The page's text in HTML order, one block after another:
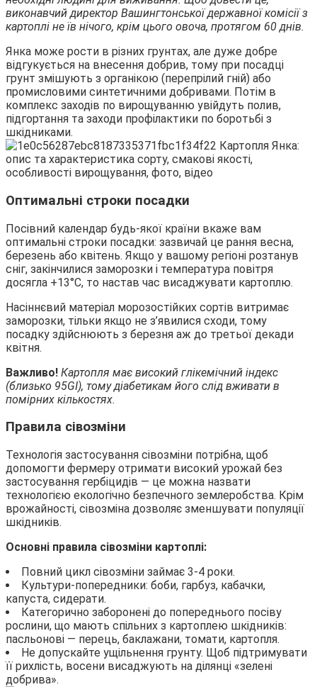
виконавчий директор Вашингтонської державної комісії з
картоплі не їв нічого, крім цього овоча, протягом 60 днів.
Янка може рости в різних грунтах, але дуже добре
відгукується на внесення добрив, тому при посадці
грунт змішують з органікою (перепрілий гній) або
промисловими синтетичними добривами. Потім в
комплекс заходів по вирощуванню увійдуть полив,
підгортання та заходи профілактики по боротьбі з
шкідниками.
Оптимальні строки посадки
Посівний календар будь-якої країни вкаже вам
оптимальні строки посадки: зазвичай це рання весна,
березень або квітень. Якщо у вашому регіоні розтанув
сніг, закінчилися заморозки і температура повітря
досягла +13°С, то настав час висаджувати картоплю.
Насіннєвий матеріал морозостійких сортів витримає
заморозки, тільки якщо не з’явилися сходи, тому
посадку здійснюють з березня аж до третьої декади
квітня.
Важливо! Картопля має високий глікемічний індекс
(близько 95GI), тому діабетикам його слід вживати в
помірних кількостях.
Правила сівозміни
Технологія застосування сівозміни потрібна, щоб
допомогти фермеру отримати високий урожай без
застосування гербіцидів — це можна назвати
технологією екологічно безпечного землеробства. Крім
врожайності, сівозміна дозволяє зменшувати популяції
шкідників.
Основні правила сівозміни картоплі:
Повний цикл сівозміни займає 3-4 роки.
Культури-попередники: боби, гарбуз, кабачки,
капуста, сидерати.
Категорично заборонені до попереднього посіву
рослини, що мають спільних з картоплею шкідників:
пасльонові — перець, баклажани, томати, картопля.
Не допускайте ущільнення грунту. Щоб підтримувати
її рихлість, восени висаджують на ділянці «зелені
добрива».